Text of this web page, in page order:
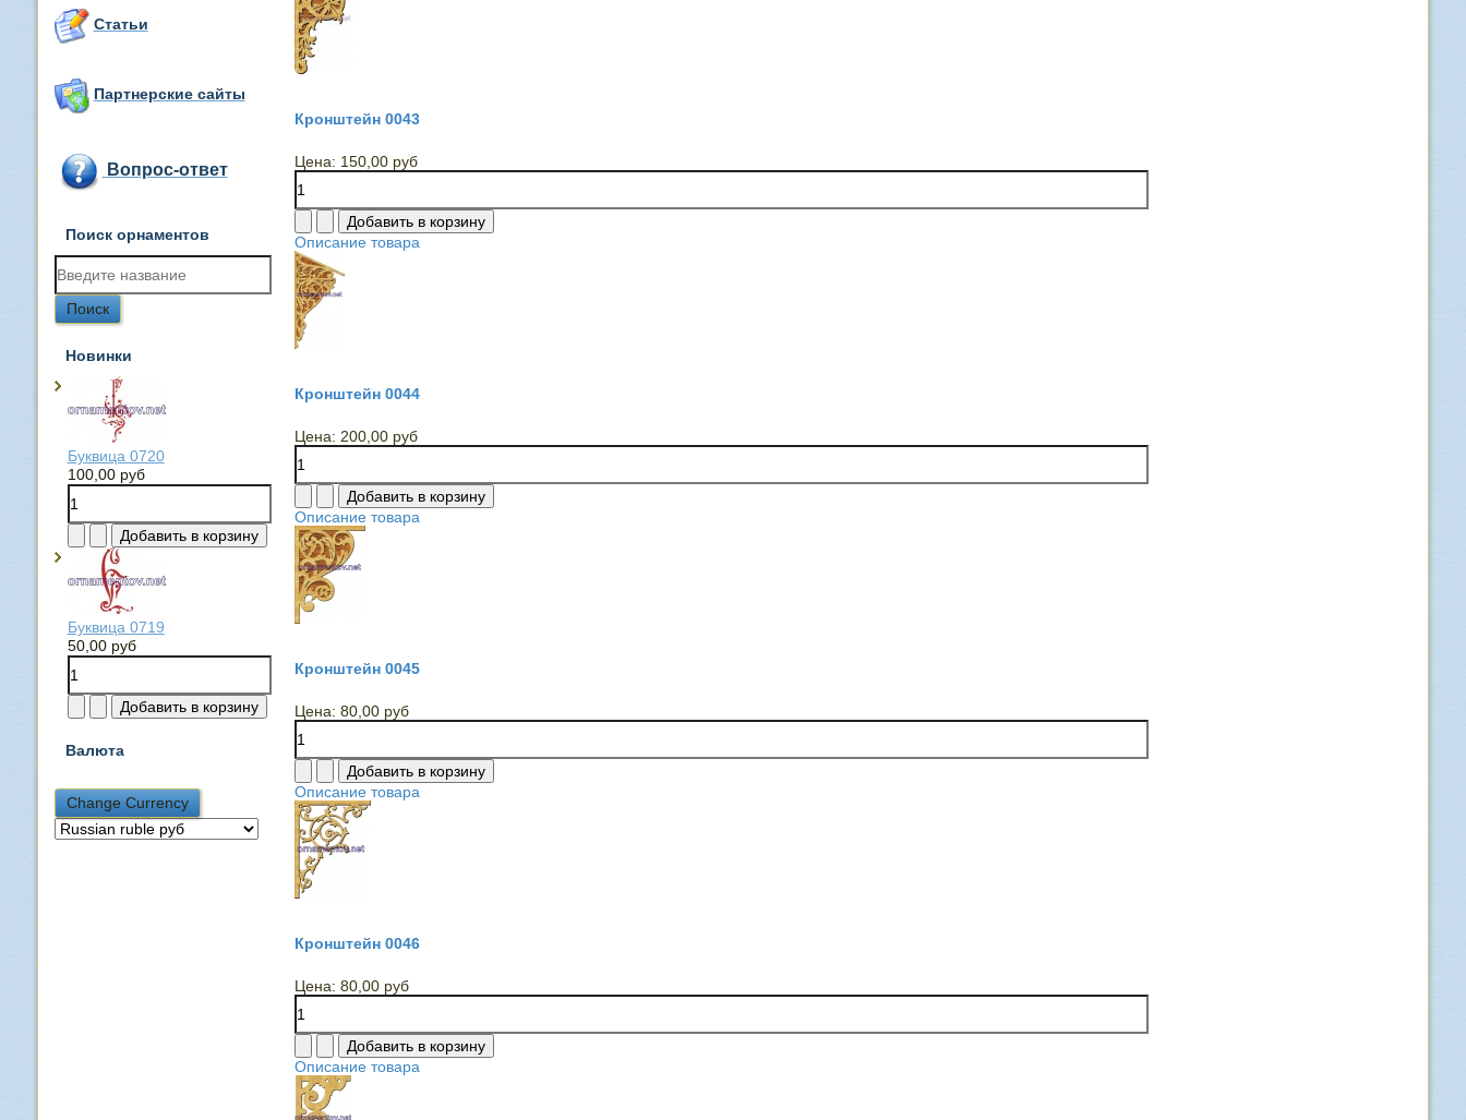
Статьи
Партнерские сайты
Вопрос-ответ
Поиск орнаментов
Новинки
Буквица 0720
100,00 руб
Буквица 0719
50,00 руб
Валюта
Кронштейн 0043
Цена: 150,00 руб
Описание товара
Кронштейн 0044
Цена: 200,00 руб
Описание товара
Кронштейн 0045
Цена: 80,00 руб
Описание товара
Кронштейн 0046
Цена: 80,00 руб
Описание товара